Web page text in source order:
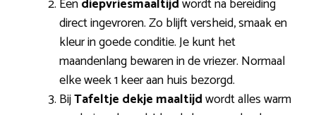
direct ingevroren. Zo blijft versheid, smaak en
kleur in goede conditie. Je kunt het
maandenlang bewaren in de vriezer. Normaal
elke week 1 keer aan huis bezorgd.
BijTafeltje dekje maaltijdwordt alles warm